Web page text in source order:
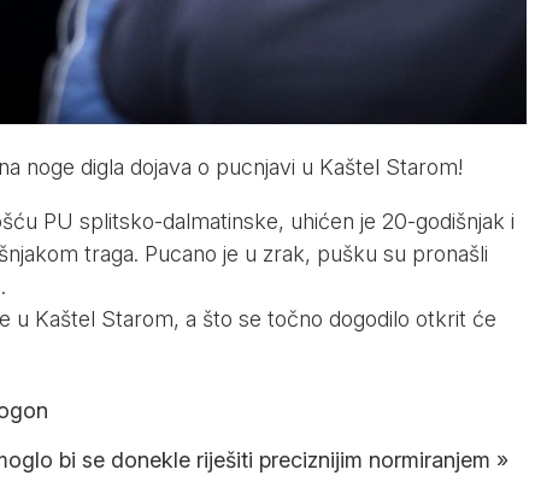
noge digla dojava o pucnjavi u Kaštel Starom!
PU splitsko-dalmatinske, uhićen je 20-godišnjak i
traga. Pucano je u zrak, pušku su pronašli
u Kaštel Starom, a što se točno dogodilo otkrit će
bi se donekle riješiti preciznijim normiranjem »